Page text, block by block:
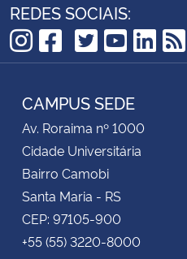
REDES SOCIAIS:
Instagram
Facebook
TikTok
Twitter
CAMPUS SEDE
Av. Roraima nº 1000
Cidade Universitária
Bairro Camobi
Santa Maria - RS
CEP: 97105-900
+55 (55) 3220-8000